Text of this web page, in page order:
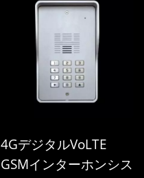
設置されるアドオンインタ
ーコムインターフェースと
して使用され、ワイヤレス
インターコムシステムとし
て利用できます。携帯電話
ことを意味します。
4GデジタルVoLTE
GSMインターホンシス